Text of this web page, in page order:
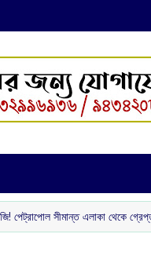
এলাকা থেকে গ্রেপ্তার দুই দুষ্কৃতী